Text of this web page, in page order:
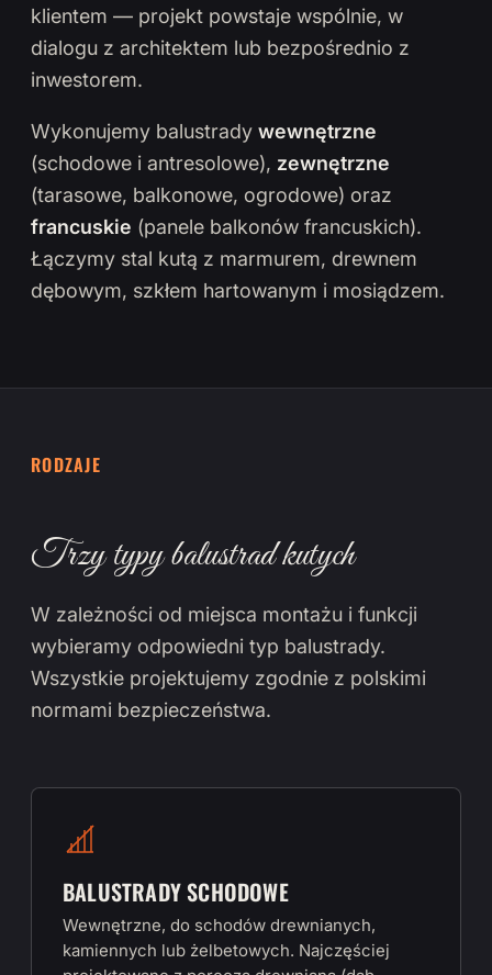
klientem — projekt powstaje wspólnie, w
dialogu z architektem lub bezpośrednio z
inwestorem.
Wykonujemy balustrady wewnętrzne
(schodowe i antresolowe), zewnętrzne
(tarasowe, balkonowe, ogrodowe) oraz
francuskie (panele balkonów francuskich).
Łączymy stal kutą z marmurem, drewnem
dębowym, szkłem hartowanym i mosiądzem.
RODZAJE
Trzy typy balustrad kutych
W zależności od miejsca montażu i funkcji
wybieramy odpowiedni typ balustrady.
Wszystkie projektujemy zgodnie z polskimi
normami bezpieczeństwa.
BALUSTRADY SCHODOWE
Wewnętrzne, do schodów drewnianych,
kamiennych lub żelbetowych. Najczęściej